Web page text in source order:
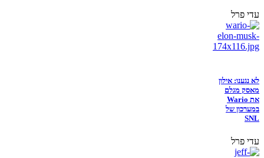
עדי פרל
לא נגענו: אילון
מאסק מגלם
את Wario
במערכון של
SNL
עדי פרל